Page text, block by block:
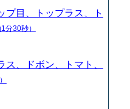
プ目、トップラス、ト
1分30秒）
ス、ドボン、トマト、